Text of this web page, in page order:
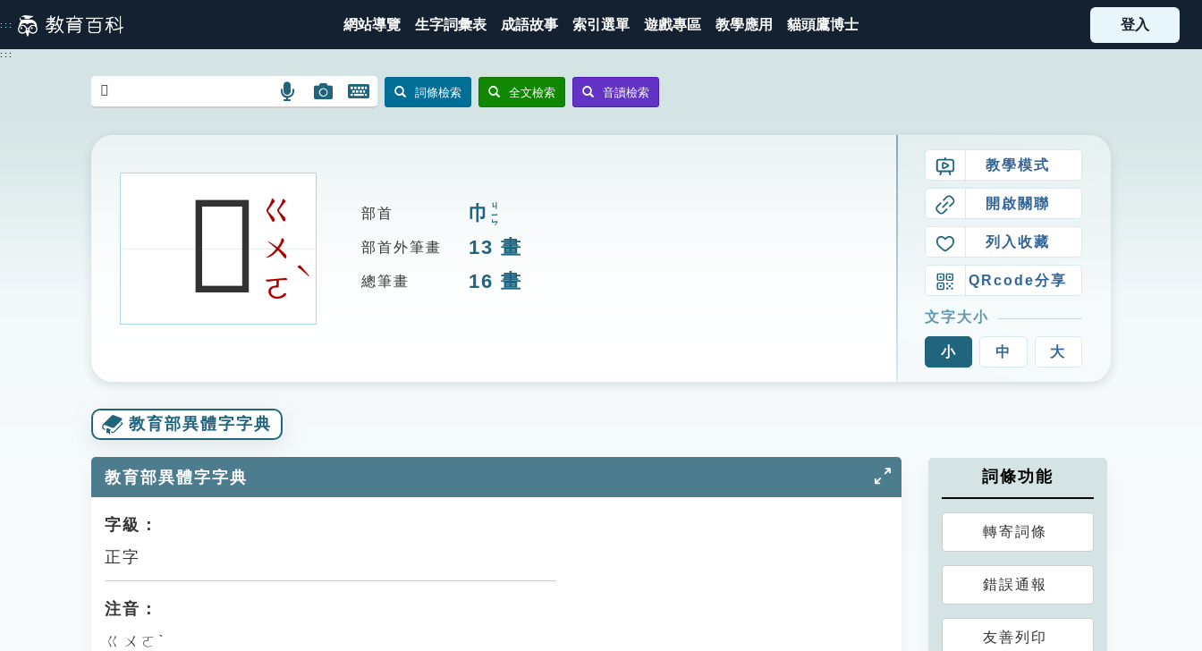
到
主
::: 網站導覽 生字詞彙表 成語故事 索引選單 遊戲專區 教學應用 貓頭鷹博士 登入
:::
語
搜
圖
圖
搜
開
鍵
詞條檢索 全文檢索 音讀檢索
𢅗ㄍ
ㄨ
ㄛ
ˋ
部首 巾 ㄐㄧㄣ
部首外筆畫 13 畫
總筆畫 16 畫
教學模式
開啟關聯
列入收藏
QRcode分享
文字大小
小 中 大
教育部異體字字典
教育部異體字字典
字級：
正字
注音：
ㄍㄨㄛˋ
詞條功能
轉寄詞條
錯誤通報
友善列印